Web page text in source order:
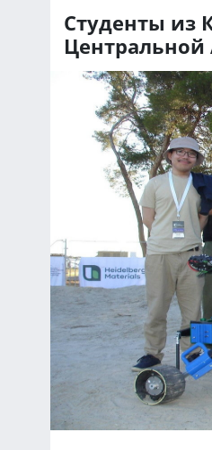
Студенты из
Центральной